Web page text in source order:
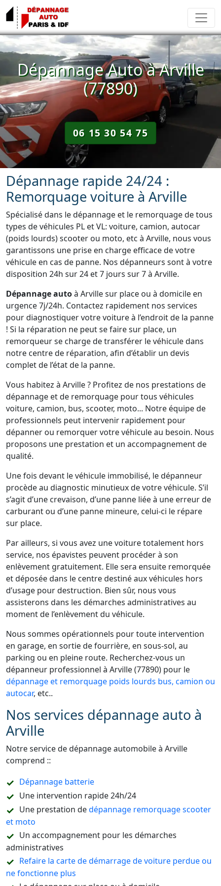
Dépannage Auto à Arville
(77890)
06 15 30 54 75
Dépannage rapide 24/24 :
Remorquage voiture à Arville
Spécialisé dans le dépannage et le remorquage de tous
types de véhicules PL et VL: voiture, camion, autocar
(poids lourds) scooter ou moto, etc à Arville, nous vous
garantissons une prise en charge efficace de votre
véhicule en cas de panne. Nos dépanneurs sont à votre
disposition 24h sur 24 et 7 jours sur 7 à Arville.
Dépannage autoà Arville sur place ou à domicile en
urgence 7j/24h. Contactez rapidement nos services
pour diagnostiquer votre voiture à l’endroit de la panne
! Si la réparation ne peut se faire sur place, un
remorqueur se charge de transférer le véhicule dans
notre centre de réparation, afin d’établir un devis
complet de l’état de la panne.
Vous habitez à Arville ? Profitez de nos prestations de
dépannage et de remorquage pour tous véhicules
voiture, camion, bus, scooter, moto... Notre équipe de
professionnels peut intervenir rapidement pour
dépanner ou remorquer votre véhicule au besoin. Nous
proposons une prestation et un accompagnement de
qualité.
Une fois devant le véhicule immobilisé, le dépanneur
procède au diagnostic minutieux de votre véhicule. S’il
s’agit d’une crevaison, d’une panne liée à une erreur de
carburant ou d’une panne mineure, celui-ci le répare
sur place.
Par ailleurs, si vous avez une voiture totalement hors
service, nos épavistes peuvent procéder à son
enlèvement gratuitement. Elle sera ensuite remorquée
et déposée dans le centre destiné aux véhicules hors
d’usage pour destruction. Bien sûr, nous vous
assisterons dans les démarches administratives au
moment de l’enlèvement du véhicule.
Nous sommes opérationnels pour toute intervention
en garage, en sortie de fourrière, en sous-sol, au
parking ou en pleine route. Recherchez-vous un
dépanneur professionnel à Arville (77890) pour le
dépannage et remorquage poids lourds bus, camion ou
autocar, etc..
Nos services dépannage auto à
Arville
Notre service de dépannage automobile à Arville
comprend ::
Dépannage batterie
Une intervention rapide 24h/24
Une prestation dedépannage remorquage scooter
et moto
Un accompagnement pour les démarches
administratives
Refaire la carte de démarrage de voiture perdue ou
ne fonctionne plus